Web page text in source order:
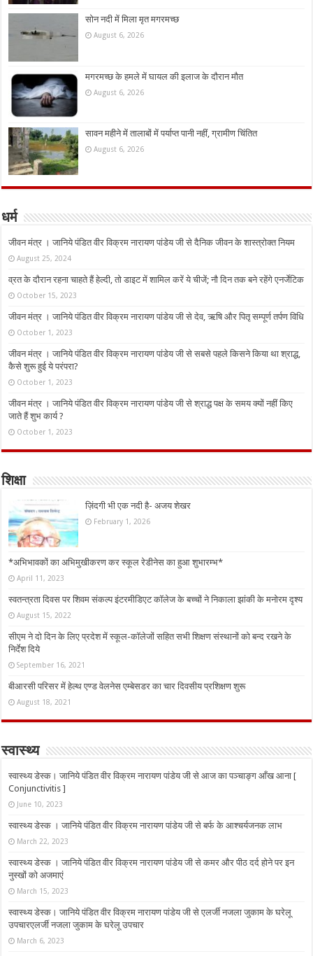
सोन नदी में मिला मृत मगरमच्छ
August 6, 2026
मगरमच्छ के हमले में घायल की इलाज के दौरान मौत
August 6, 2026
सावन महीने में तालाबों में पर्याप्त पानी नहीं, ग्रामीण चिंतित
August 6, 2026
धर्म
जीवन मंत्र । जानिये पंडित वीर विक्रम नारायण पांडेय जी से दैनिक जीवन के शास्त्रोक्त नियम
August 25, 2024
व्रत के दौरान रहना चाहते हैं हेल्दी, तो डाइट में शामिल करें ये चीजें; नौ दिन तक बने रहेंगे एनर्जेटिक
October 15, 2023
जीवन मंत्र । जानिये पंडित वीर विक्रम नारायण पांडेय जी से देव, ऋषि और पितृ सम्पूर्ण तर्पण विधि
October 1, 2023
जीवन मंत्र । जानिये पंडित वीर विक्रम नारायण पांडेय जी से सबसे पहले किसने किया था श्राद्ध,
कैसे शुरू हुई ये परंपरा?
October 1, 2023
जीवन मंत्र । जानिये पंडित वीर विक्रम नारायण पांडेय जी से श्राद्ध पक्ष के समय क्यों नहीं किए
जाते हैं शुभ कार्य ?
October 1, 2023
शिक्षा
ज़िंदगी भी एक नदी है- अजय शेखर
February 1, 2026
*अभिभावकों का अभिमुखीकरण कर स्कूल रेडीनेस का हुआ शुभारम्भ*
April 11, 2023
स्वतन्त्रता दिवस पर शिवम संकल्प इंटरमीडिएट कॉलेज के बच्चों ने निकाला झांकी के मनोरम दृश्य
August 15, 2022
सीएम ने दो दिन के लिए प्रदेश में स्कूल-कॉलेजों सहित सभी शिक्षण संस्थानों को बन्द रखने के
निर्देश दिये
September 16, 2021
बीआरसी परिसर में हेल्थ एण्ड वेलनेस एम्बेसडर का चार दिवसीय प्रशिक्षण शुरू
August 18, 2021
स्वास्थ्य
स्वास्थ्य डेस्क। जानिये पंडित वीर विक्रम नारायण पांडेय जी से आज का पञ्चाङ्ग आँख आना [
Conjunctivitis ]
June 10, 2023
स्वास्थ्य डेस्क । जानिये पंडित वीर विक्रम नारायण पांडेय जी से बर्फ के आश्चर्यजनक लाभ
March 22, 2023
स्वास्थ्य डेस्क । जानिये पंडित वीर विक्रम नारायण पांडेय जी से कमर और पीठ दर्द होने पर इन
नुस्‍खों को अजमाएं
March 15, 2023
स्वास्थ्य डेस्क। जानिये पंडित वीर विक्रम नारायण पांडेय जी से एलर्जी नजला जुकाम के घरेलू
उपचारएलर्जी नजला जुकाम के घरेलू उपचार
March 6, 2023